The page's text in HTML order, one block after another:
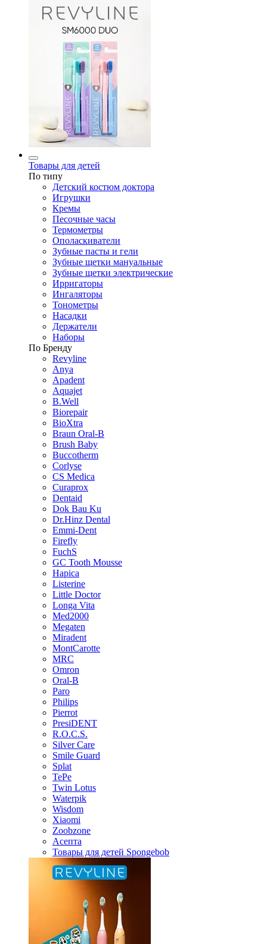
Товары для детей
По типу
Детский костюм доктора
Игрушки
Кремы
Песочные часы
Термометры
Ополаскиватели
Зубные пасты и гели
Зубные щетки мануальные
Зубные щетки электрические
Ирригаторы
Ингаляторы
Тонометры
Насадки
Держатели
Наборы
По Бренду
Revyline
Anya
Apadent
Aquajet
B.Well
Biorepair
BioXtra
Braun Oral-B
Brush Baby
Buccotherm
Corlyse
CS Medica
Curaprox
Dentaid
Dok Bau Ku
Dr.Hinz Dental
Emmi-Dent
Firefly
FuchS
GC Tooth Mousse
Hapica
Listerine
Little Doctor
Longa Vita
Med2000
Megaten
Miradent
MontCarotte
MRC
Omron
Oral-B
Paro
Philips
Pierrot
PresiDENT
R.O.C.S.
Silver Care
Smile Guard
Splat
TePe
Twin Lotus
Waterpik
Wisdom
Xiaomi
Zoobzone
Асепта
Товары для детей Spongebob